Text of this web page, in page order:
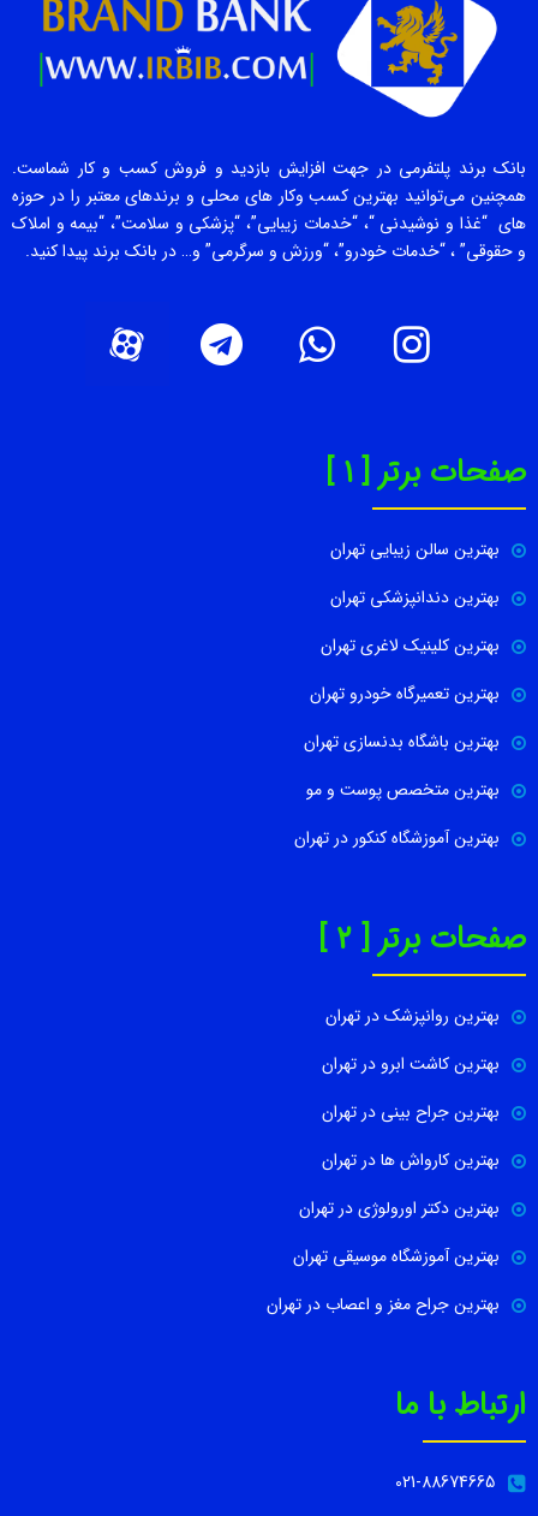
بانک برند پلتفرمی در جهت افزایش بازدید و فروش کسب و کار شماست.
همچنین می‌توانید بهترین کسب وکار های محلی و برندهای معتبر را در حوزه
های “غذا و نوشیدنی “، “خدمات زیبایی”، “پزشکی و سلامت”، “بیمه و املاک
و حقوقی” ، “خدمات خودرو”، “ورزش و سرگرمی” و… در بانک برند پیدا کنید.
صفحات برتر [ 1 ]
بهترین سالن زیبایی تهران
بهترین دندانپزشکی تهران
بهترین کلینیک لاغری تهران
بهترین تعمیرگاه خودرو تهران
بهترین باشگاه بدنسازی تهران
بهترین متخصص پوست و مو
بهترین آموزشگاه کنکور در تهران
صفحات برتر [ 2 ]
بهترین روانپزشک در تهران
بهترین کاشت ابرو در تهران
بهترین جراح بینی در تهران
بهترین کارواش ها در تهران
بهترین دکتر اورولوژی در تهران
بهترین آموزشگاه موسیقی تهران
بهترین جراح مغز و اعصاب در تهران
ارتباط با ما
021-88674665